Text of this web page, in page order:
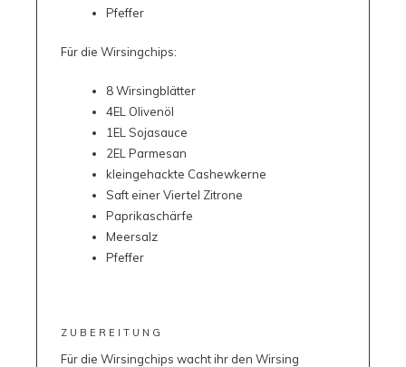
Pfeffer
Für die Wirsingchips:
8 Wirsingblätter
4EL Olivenöl
1EL Sojasauce
2EL Parmesan
kleingehackte Cashewkerne
Saft einer Viertel Zitrone
Paprikaschärfe
Meersalz
Pfeffer
ZUBEREITUNG
Für die Wirsingchips wacht ihr den Wirsing